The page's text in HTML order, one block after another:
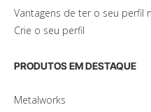
Vantagens de ter o seu perfil
Crie o seu perfil
PRODUTOS EM DESTAQUE
Metalworks